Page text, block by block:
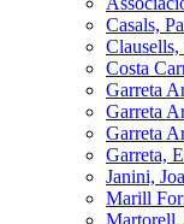
Casals,
Costa
Garreta
Garreta
Garreta
Garreta,
Janini,
Marill